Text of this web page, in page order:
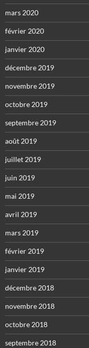
mars 2020
février 2020
janvier 2020
décembre 2019
novembre 2019
octobre 2019
septembre 2019
août 2019
juillet 2019
juin 2019
mai 2019
avril 2019
mars 2019
février 2019
janvier 2019
décembre 2018
novembre 2018
octobre 2018
septembre 2018